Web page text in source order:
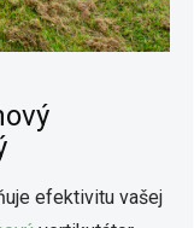
efektivitu vašej